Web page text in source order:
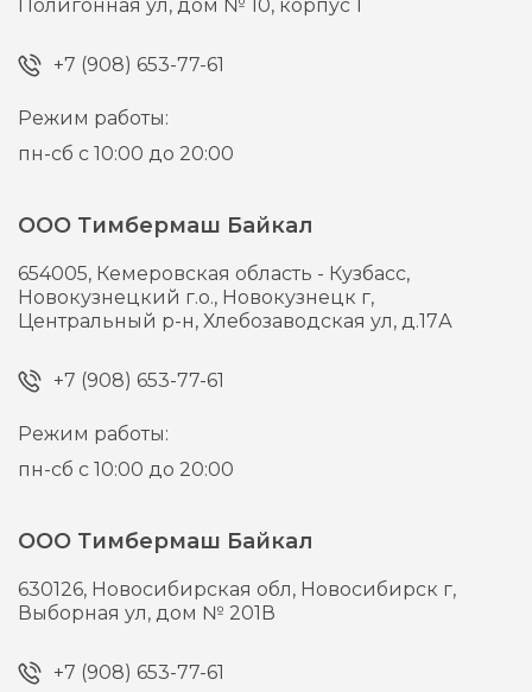
Полигонная ул, дом № 10, корпус 1
+7 (908) 653-77-61
Режим работы:
пн-сб с 10:00 до 20:00
ООО Тимбермаш Байкал
654005, Кемеровская область - Кузбасс,
Новокузнецкий г.о., Новокузнецк г,
Центральный р-н, Хлебозаводская ул, д.17А
+7 (908) 653-77-61
Режим работы:
пн-сб с 10:00 до 20:00
ООО Тимбермаш Байкал
630126, Новосибирская обл, Новосибирск г,
Выборная ул, дом № 201В
+7 (908) 653-77-61